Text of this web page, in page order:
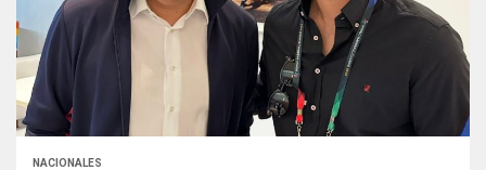
NACIONALES